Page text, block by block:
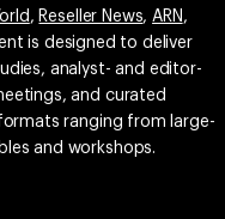
, Reseller News,ARN ,
is designed to deliver
analyst- and editor-
and curated
ranging from large-
and workshops.